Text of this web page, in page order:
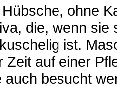
ohne
die, wenn
ist.
Zeit auf einer
auch besucht